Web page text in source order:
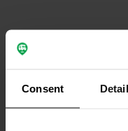
Consent
Wählen Sie Themen